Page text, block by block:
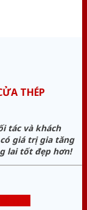
THÉP
tác và khách
giá trị gia tăng
lai tốt đẹp hơn!
phí: